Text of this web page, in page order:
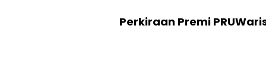
Perkiraan Premi